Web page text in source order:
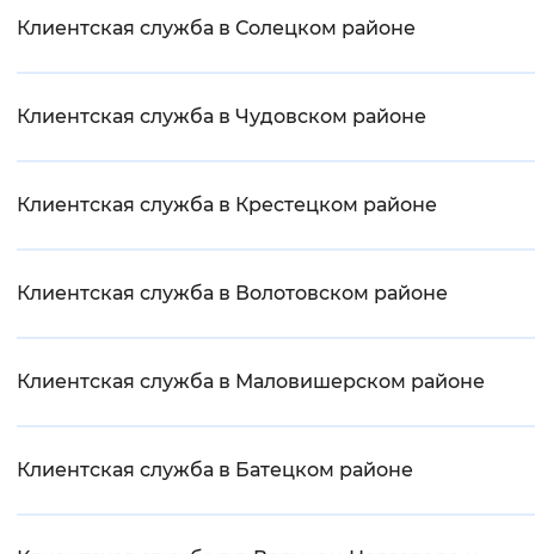
Клиентская служба в Солецком районе
Клиентская служба в Чудовском районе
Клиентская служба в Крестецком районе
Клиентская служба в Волотовском районе
Клиентская служба в Маловишерском районе
Клиентская служба в Батецком районе